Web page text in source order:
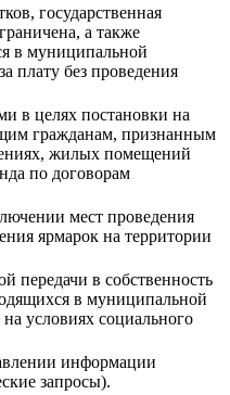
государственная
а также
в муниципальной
плату без проведения
в целях постановки на
гражданам, признанным
жилых помещений
по договорам
мест проведения
ярмарок на территории
передачи в собственность
в муниципальной
условиях социального
информации
запросы).